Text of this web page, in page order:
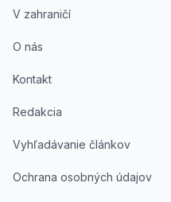
V zahraničí
O nás
Kontakt
Redakcia
Vyhľadávanie článkov
Ochrana osobných údajov